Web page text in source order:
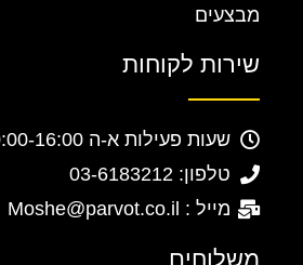
מבצעים
שירות לקוחות
שעות פעילות א-ה 10:00-16:00
טלפון: 03-6183212
מייל : Moshe@parvot.co.il
משלוחים